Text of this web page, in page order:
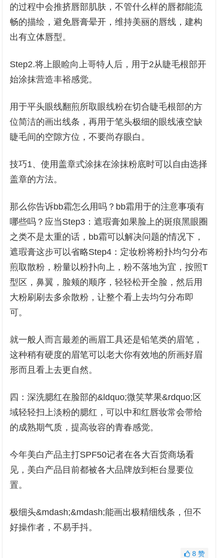
的过程中会推挤唇部肌肤，不管什么样的唇都能流
畅的描绘，避免唇膏晕开，维持美丽的唇线，建构
出有立体唇型。
Step2.将上眼睑向上哥特人后，用于2从睫毛根部开
始涂抹营造丰裕感觉。
用于平头眼线翻煎所取眼线粉在切合睫毛根部的方
位简洁的画出线条，再用于笔头极细的眼线液空缺
睫毛间的空隙方位，不要尚存眼白。
技巧1、使用盖章式涂抹在涂抹粉底时可以自由选择
盖章的方法。
那么你告诉bb霜怎么用吗？bb霜用于的注意事项有
哪些吗？应当Step3：遮瑕膏如果脸上的斑痕黑眼圈
之类不是太重的话，bb霜可以解决问题的情况下，
遮瑕膏这步可以省略Step4：定妆粉将粉扑均匀分布
煎取散粉，粉量以粉扑向上，粉不落地为宜，按照T
型区，鼻翼，脸颊的顺序，轻轻松开全脸，然后用
大粉刷刷去多余散粉，让整个看上去均匀分布即
可。
就一般人而言最差的画眉工具还是铅笔类的眉笔，
这种稍有硬度的眉笔可以老大你有效地的所画好眉
形而且看上去更自然。
四：深洗腮红在脸部的&ldquo;微笑苹果&rdquo;区
域轻轻扫上淡粉的腮红，可以中和红唇妆常会带给
的成熟期气质，提高妆容的青春感觉。
今年美白产品主打SPF50记者在各大百货商场看
见，美白产品目前都被各大品牌放到柜台显要位
置。
极细头&mdash;&mdash;能画出极精细线条，但不
好操作者，不易手抖。
8 赞